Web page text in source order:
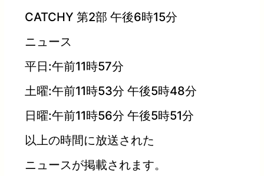
CATCHY 第2部 午後6時15分
ニュース
平日:午前11時57分
土曜:午前11時53分 午後5時48分
日曜:午前11時56分 午後5時51分
以上の時間に放送された
ニュースが掲載されます。